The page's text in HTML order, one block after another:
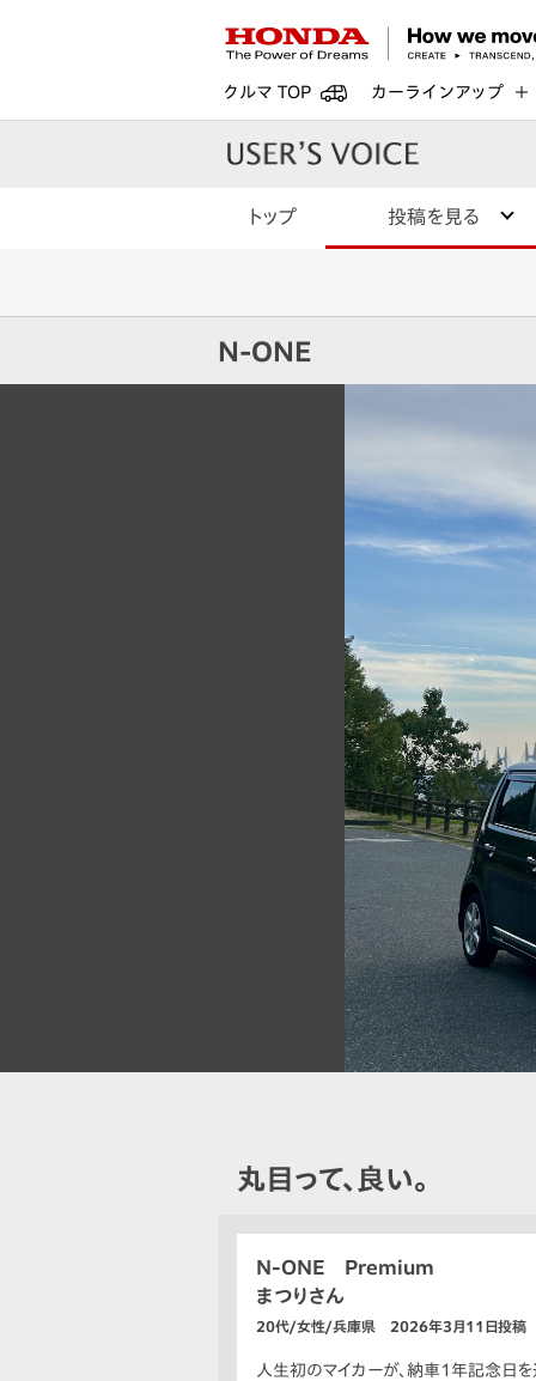
クルマ TOP カーラインアップ
トップ 投稿を見る
N-ONE
丸目って、良い。
N-ONE Premium
まつりさん
20代/女性/兵庫県 2026年3月11日投稿
人生初のマイカーが、納車1年記念日を